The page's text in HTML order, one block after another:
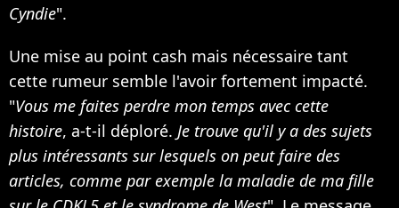
Cyndie".
Une mise au point cash mais nécessaire tant
cette rumeur semble l'avoir fortement impacté.
"Vous me faites perdre mon temps avec cette
histoire, a-t-il déploré. Je trouve qu'il y a des sujets
plus intéressants sur lesquels on peut faire des
articles, comme par exemple la maladie de ma fille